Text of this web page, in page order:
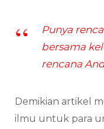
Punya
bersama
rencana
Demikian artikel
ilmu untuk para